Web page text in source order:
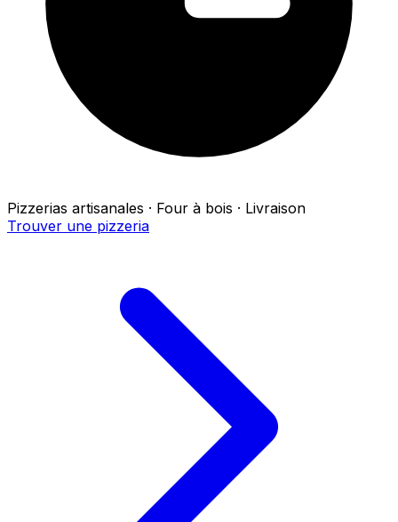
Pizzerias artisanales · Four à bois · Livraison
Trouver une pizzeria